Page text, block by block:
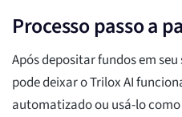
Processo passo a
Após depositar fundos em
pode deixar o Trilox AI
automatizado ou usá-lo